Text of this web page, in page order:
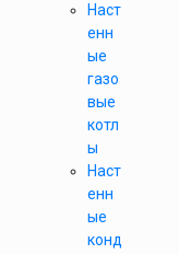
Наст
енн
ые
газо
вые
котл
ы
Наст
енн
ые
конд